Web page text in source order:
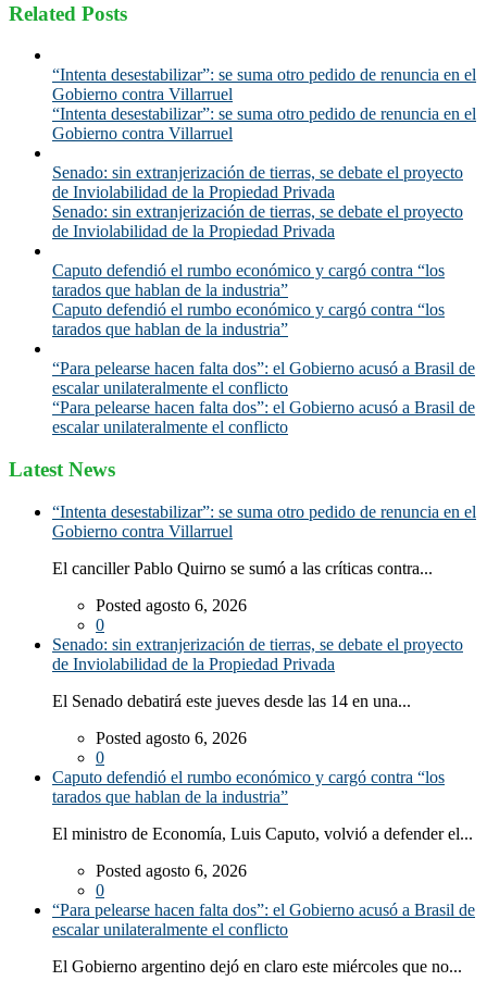
Related Posts
“Intenta desestabilizar”: se suma otro pedido de renuncia en el
Gobierno contra Villarruel
“Intenta desestabilizar”: se suma otro pedido de renuncia en el
Gobierno contra Villarruel
Senado: sin extranjerización de tierras, se debate el proyecto
de Inviolabilidad de la Propiedad Privada
Senado: sin extranjerización de tierras, se debate el proyecto
de Inviolabilidad de la Propiedad Privada
Caputo defendió el rumbo económico y cargó contra “los
tarados que hablan de la industria”
Caputo defendió el rumbo económico y cargó contra “los
tarados que hablan de la industria”
“Para pelearse hacen falta dos”: el Gobierno acusó a Brasil de
escalar unilateralmente el conflicto
“Para pelearse hacen falta dos”: el Gobierno acusó a Brasil de
escalar unilateralmente el conflicto
Latest News
“Intenta desestabilizar”: se suma otro pedido de renuncia en el
Gobierno contra Villarruel
El canciller Pablo Quirno se sumó a las críticas contra...
Posted agosto 6, 2026
0
Senado: sin extranjerización de tierras, se debate el proyecto
de Inviolabilidad de la Propiedad Privada
El Senado debatirá este jueves desde las 14 en una...
Posted agosto 6, 2026
0
Caputo defendió el rumbo económico y cargó contra “los
tarados que hablan de la industria”
El ministro de Economía, Luis Caputo, volvió a defender el...
Posted agosto 6, 2026
0
“Para pelearse hacen falta dos”: el Gobierno acusó a Brasil de
escalar unilateralmente el conflicto
El Gobierno argentino dejó en claro este miércoles que no...